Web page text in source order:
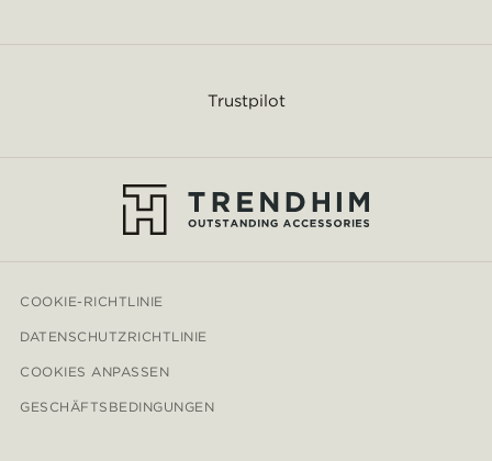
Trustpilot
COOKIE-RICHTLINIE
DATENSCHUTZRICHTLINIE
COOKIES ANPASSEN
GESCHÄFTSBEDINGUNGEN